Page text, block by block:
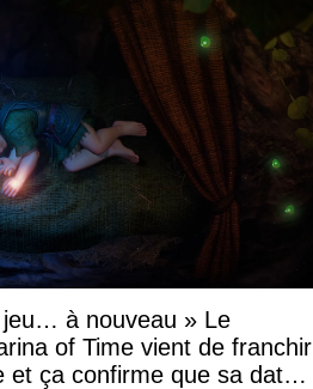
à nouveau » Le
of Time vient de franchir
et ça confirme que sa date